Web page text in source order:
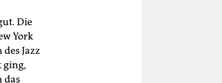
Die
York
Jazz
ging,
das